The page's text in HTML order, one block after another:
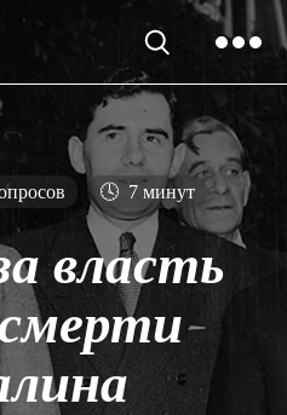
🕓 7 минут
власть